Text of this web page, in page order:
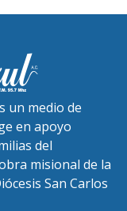
un medio de
en apoyo
del
misional de la
San Carlos